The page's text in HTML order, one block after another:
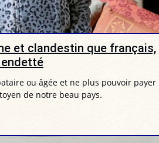
et clandestin que français,
ou âgée et ne plus pouvoir payer
de notre beau pays.